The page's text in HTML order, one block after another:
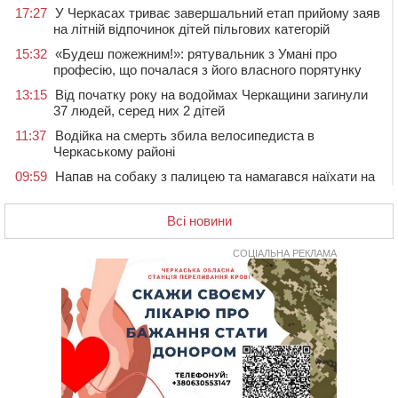
17:27 У Черкасах триває завершальний етап прийому заяв
на літній відпочинок дітей пільгових категорій
15:32 «Будеш пожежним!»: рятувальник з Умані про
професію, що почалася з його власного порятунку
13:15 Від початку року на водоймах Черкащини загинули
37 людей, серед них 2 дітей
11:37
Водійка на смерть збила велосипедиста в
Черкаському районі
09:59 Напав на собаку з палицею та намагався наїхати на
кримінальне провадження
готують освітню галузь до нового навчального року
08 СЕРПНЯ 2026, СУБОТА
Черкаські вершники здобули нагороди української
першості
На Уманщині експосадовицю відділу освіти
судитимуть через завдані бюджету збитки
У Єрках прощатимуться з полеглим на Курщині
Всі новини
СОЦІАЛЬНА РЕКЛАМА